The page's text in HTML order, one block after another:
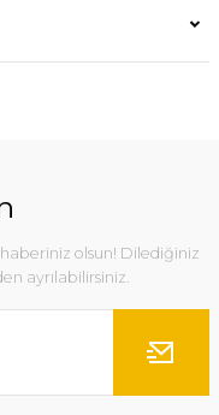
olsun! Dilediğiniz
ayrılabilirsiniz.